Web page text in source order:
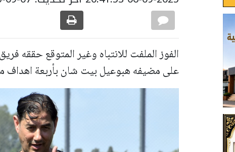
الفوز الملفت للانتباه وغير المتوقع حققه
على مضيفه هبوعيل بيت شان بأربعة اهداف